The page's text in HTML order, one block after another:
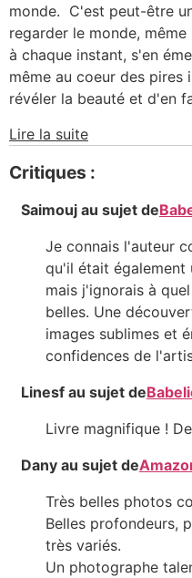
monde. C'est peut-être
regarder le monde,
à chaque instant, s'en
même au coeur des pires
révéler la beauté et d'en
Lire la suite
Critiques :
Saimoujau sujet de
Je connais l'auteur
qu'il était également
mais j'ignorais à
belles. Une
images sublimes et
confidences de
Linesfau sujet de
Livre magnifique !
Danyau sujet de
Très belles photos
Belles profondeurs,
très variés.
Un photographe